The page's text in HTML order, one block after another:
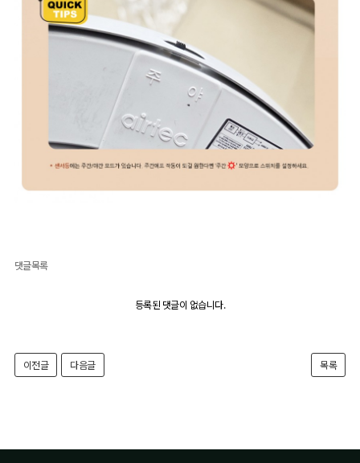
댓글목록
등록된 댓글이 없습니다.
이전글 다음글 목록